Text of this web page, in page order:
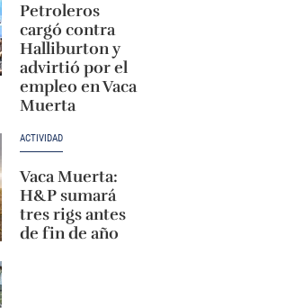
Petroleros
cargó contra
Halliburton y
advirtió por el
empleo en Vaca
Muerta
ACTIVIDAD
Vaca Muerta:
H&P sumará
tres rigs antes
de fin de año